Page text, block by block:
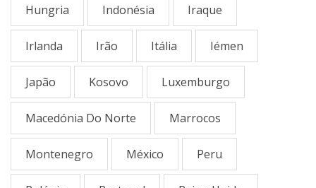
Hungria Indonésia Iraque
Irlanda Irão Itália Iémen
Japão Kosovo Luxemburgo
Macedónia Do Norte Marrocos
Montenegro México Peru